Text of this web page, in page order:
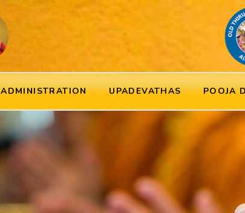
ADMINISTRATION UPADEVATHAS POOJA